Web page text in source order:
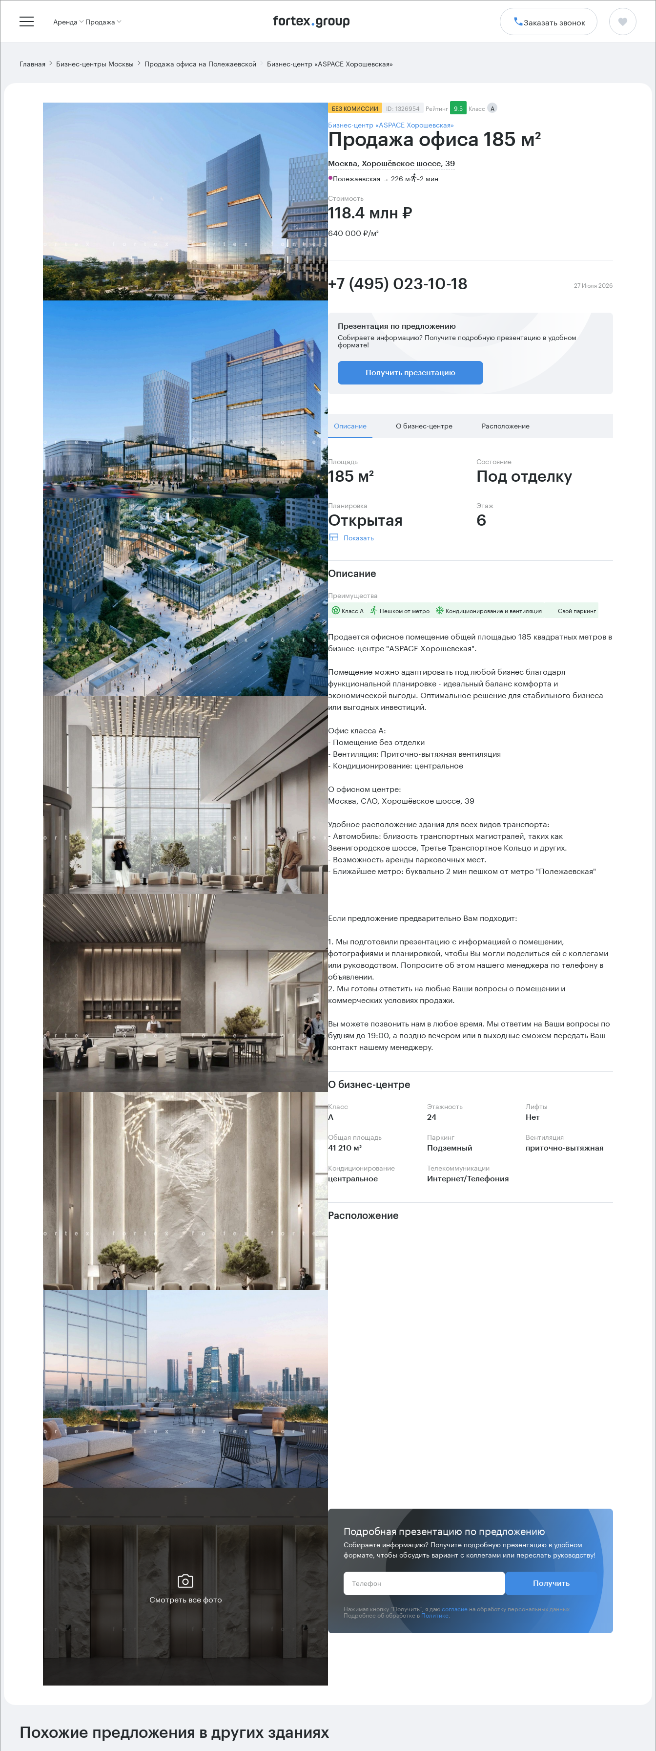
Аренда Продажа Заказать звонок
Главная Бизнес-центры Москвы Продажа офиса на Полежаевской Бизнес-центр «ASPACE Хорошевская»
Смотреть все фото
БЕЗ КОМИССИИ ID: 1326954 Рейтинг 9.5 Класс А
Бизнес-центр «ASPACE Хорошевская»
Продажа офиса 185 м²
Москва, Хорошёвское шоссе, 39
Полежаевская → 226 м ~2 мин
Стоимость
118.4 млн ₽
640 000 ₽/м²
+7 (495) 023-10-18 27 Июля 2026
Презентация по предложению
Собираете информацию? Получите подробную презентацию в удобном
формате!
Получить презентацию
Описание О бизнес-центре Расположение
Площадь
185 м²
Состояние
Под отделку
Планировка
Открытая
Показать
Этаж
6
Описание
Преимущества
Класс А Пешком от метро Кондиционирование и вентиляция Свой паркинг
Продается офисное помещение общей площадью 185 квадратных метров в
бизнес-центре "ASPACE Хорошевская".
Помещение можно адаптировать под любой бизнес благодаря
функциональной планировке - идеальный баланс комфорта и
экономической выгоды. Оптимальное решение для стабильного бизнеса
или выгодных инвестиций.
Офис класса А:
- Помещение без отделки
- Вентиляция: Приточно-вытяжная вентиляция
- Кондиционирование: центральное
О офисном центре:
Москва, САО, Хорошёвское шоссе, 39
Удобное расположение здания для всех видов транспорта:
- Автомобиль: близость транспортных магистралей, таких как
Звенигородское шоссе, Третье Транспортное Кольцо и других.
- Возможность аренды парковочных мест.
- Ближайшее метро: буквально 2 мин пешком от метро "Полежаевская"
Если предложение предварительно Вам подходит:
1. Мы подготовили презентацию с информацией о помещении,
фотографиями и планировкой, чтобы Вы могли поделиться ей с коллегами
или руководством. Попросите об этом нашего менеджера по телефону в
объявлении.
2. Мы готовы ответить на любые Ваши вопросы о помещении и
коммерческих условиях продажи.
Вы можете позвонить нам в любое время. Мы ответим на Ваши вопросы по
будням до 19:00, а поздно вечером или в выходные сможем передать Ваш
контакт нашему менеджеру.
О бизнес-центре
Класс
А
Этажность
24
Лифты
Нет
Общая площадь
41 210 м²
Паркинг
Подземный
Вентиляция
приточно-вытяжная
Кондиционирование
центральное
Телекоммуникации
Интернет/Телефония
Расположение
Подробная презентацию по предложению
Собираете информацию? Получите подробную презентацию в удобном
формате, чтобы обсудить вариант с коллегами или переслать руководству!
Получить
Нажимая кнопку “Получить”, я даюсогласие на обработку персональных данных.
Подробнее об обработке в Политике.
Похожие предложения в других зданиях